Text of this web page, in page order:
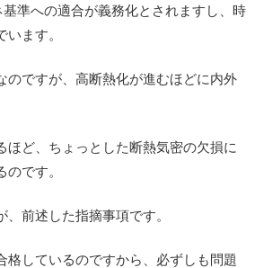
準への適合が義務化とされますし、時
ます。
のですが、高断熱化が進むほどに内外
ほど、ちょっとした断熱気密の欠損に
のです。
、前述した指摘事項です。
格しているのですから、必ずしも問題